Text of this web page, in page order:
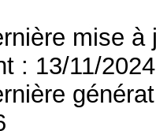
mise
: 13/11/2024